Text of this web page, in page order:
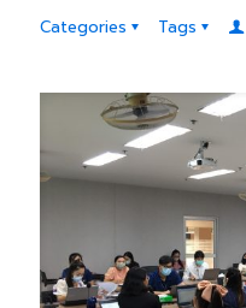
Categories Tags